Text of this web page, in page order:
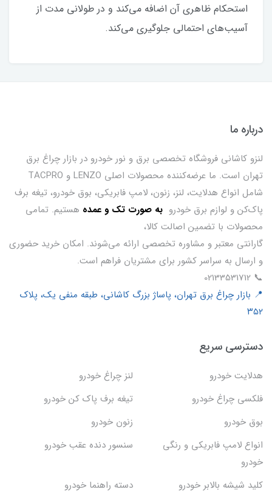
استحکام ظاهری آن اضافه می‌کند و در طولانی‌ مدت از
آسیب‌های احتمالی جلوگیری می‌کند.
درباره ما
لنزو کاشانی فروشگاه تخصصی برق و نور خودرو در بازار چراغ برق
تهران است. ما عرضه‌کننده محصولات اصلی LENZO و TACPRO
شامل انواع هدلایت، لنز، زنون، لامپ فابریکی، بوق خودرو، تیغه برف
پاک‌کن و لوازم برق خودرو به صورت تک و عمده هستیم. تمامی
محصولات با تضمین اصالت کالا،
گارانتی معتبر و مشاوره تخصصی ارائه می‌شوند. امکان خرید حضوری
و ارسال به سراسر کشور برای مشتریان فراهم است.
📞 02133531712
📍 بازار چراغ برق تهران، پاساژ بزرگ کاشانی، طبقه منفی یک، پلاک
۳۵۲
دسترسی سریع
هدلایت خودرو
لنز چراغ خودرو
فلکسی چراغ خودرو
تیغه برف پاک کن خودرو
بوق خودرو
زنون خودرو
انواع لامپ فابریکی و رنگی
خودرو
سنسور دنده عقب خودرو
کلید شیشه بالابر خودرو دسته راهنما خودرو